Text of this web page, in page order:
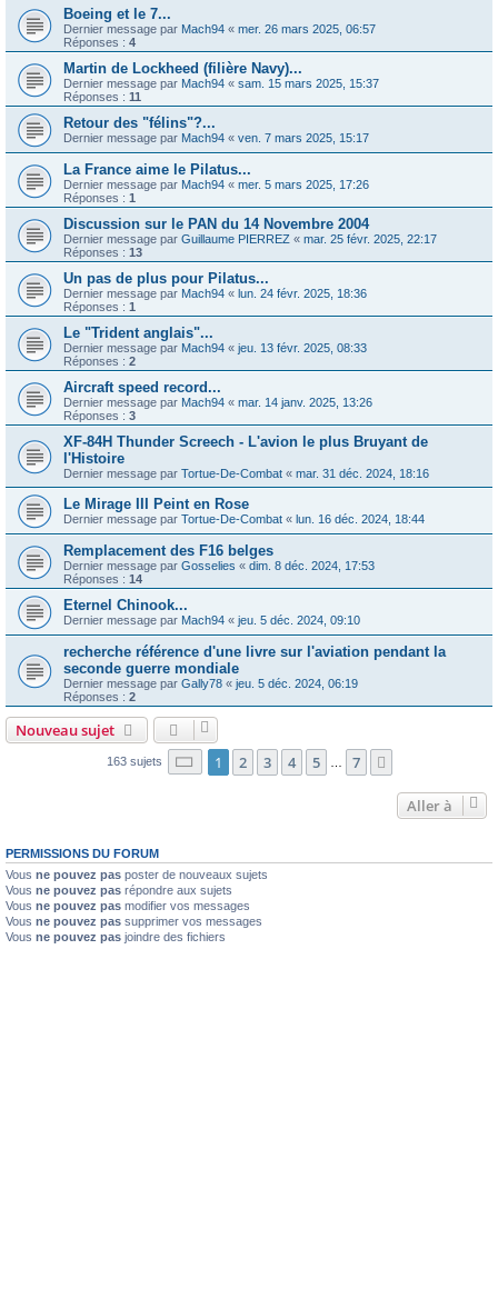
Boeing et le 7...
Dernier message par Mach94 « mer. 26 mars 2025, 06:57
Réponses : 4
Martin de Lockheed (filière Navy)...
Dernier message par Mach94 « sam. 15 mars 2025, 15:37
Réponses : 11
Retour des "félins"?...
Dernier message par Mach94 « ven. 7 mars 2025, 15:17
La France aime le Pilatus...
Dernier message par Mach94 « mer. 5 mars 2025, 17:26
Réponses : 1
Discussion sur le PAN du 14 Novembre 2004
Dernier message par Guillaume PIERREZ « mar. 25 févr. 2025, 22:17
Réponses : 13
Un pas de plus pour Pilatus...
Dernier message par Mach94 « lun. 24 févr. 2025, 18:36
Réponses : 1
Le "Trident anglais"...
Dernier message par Mach94 « jeu. 13 févr. 2025, 08:33
Réponses : 2
Aircraft speed record...
Dernier message par Mach94 « mar. 14 janv. 2025, 13:26
Réponses : 3
XF-84H Thunder Screech - L'avion le plus Bruyant de
l'Histoire
Dernier message par Tortue-De-Combat « mar. 31 déc. 2024, 18:16
Le Mirage III Peint en Rose
Dernier message par Tortue-De-Combat « lun. 16 déc. 2024, 18:44
Remplacement des F16 belges
Dernier message par Gosselies « dim. 8 déc. 2024, 17:53
Réponses : 14
Eternel Chinook...
Dernier message par Mach94 « jeu. 5 déc. 2024, 09:10
recherche référence d'une livre sur l'aviation pendant la
seconde guerre mondiale
Dernier message par Gally78 « jeu. 5 déc. 2024, 06:19
Réponses : 2
Nouveau sujet
163 sujets Page 1sur7
1 2 3 4 5 7
Aller à
PERMISSIONS DU FORUM
Vous ne pouvez pas poster de nouveaux sujets
Vous ne pouvez pas répondre aux sujets
Vous ne pouvez pas modifier vos messages
Vous ne pouvez pas supprimer vos messages
Vous ne pouvez pas joindre des fichiers